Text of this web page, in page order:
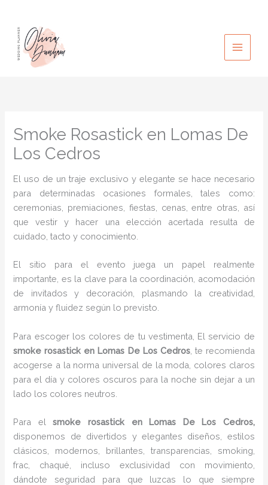
contenido
Smoke Rosastick en Lomas De
Los Cedros
El uso de un traje exclusivo y elegante se hace necesario
para determinadas ocasiones formales, tales como:
ceremonias, premiaciones, fiestas, cenas, entre otras, así
que vestir y hacer una elección acertada resulta de
cuidado, tacto y conocimiento.
El sitio para el evento juega un papel realmente
importante, es la clave para la coordinación, acomodación
de invitados y decoración, plasmando la creatividad,
armonía y fluidez según lo previsto.
Para escoger los colores de tu vestimenta, El servicio de
smoke rosastick en Lomas De Los Cedros, te recomienda
acogerse a la norma universal de la moda, colores claros
para el día y colores oscuros para la noche sin dejar a un
lado los colores neutros.
Para elsmoke rosastick en Lomas De Los Cedros,
disponemos de divertidos y elegantes diseños, estilos
clásicos, modernos, brillantes, transparencias, smoking,
frac, chaqué, incluso exclusividad con movimiento,
dándote seguridad para que luzcas lo que siempre